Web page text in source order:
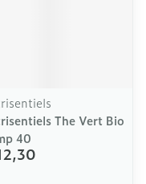
The Vert Bio
40